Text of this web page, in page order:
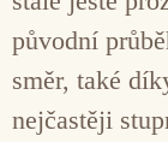
původní
směr, také
nejčastěji